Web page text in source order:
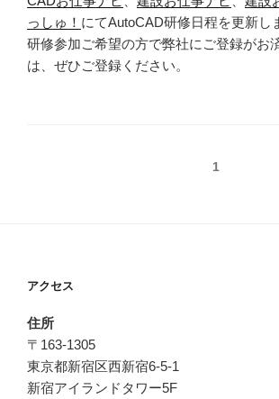
っしゅ！ にてAutoCAD研修日程を更新し
研修参加ご希望の方で弊社にご登録がお
は、ぜひご登録ください。
ー
シ
ョ
ン
1
アクセス
住所
〒163-1305
東京都新宿区西新宿6-5-1
新宿アイランドタワー5F